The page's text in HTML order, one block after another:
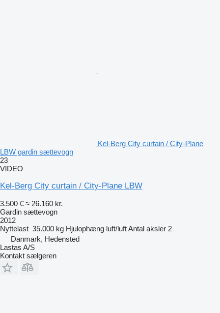
Kel-Berg City curtain / City-Plane
LBW gardin sættevogn
23
VIDEO
Kel-Berg City curtain / City-Plane LBW
3.500 € ≈ 26.160 kr.
Gardin sættevogn
2012
Nyttelast 35.000 kg Hjulophæng luft/luftAntal aksler 2
Danmark, Hedensted
Lastas A/S
Kontakt sælgeren